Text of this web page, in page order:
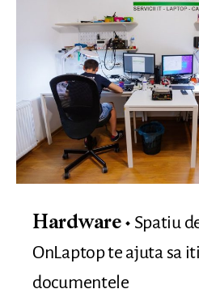
Hardware
Spatiu
OnLaptop te ajuta sa
documentele